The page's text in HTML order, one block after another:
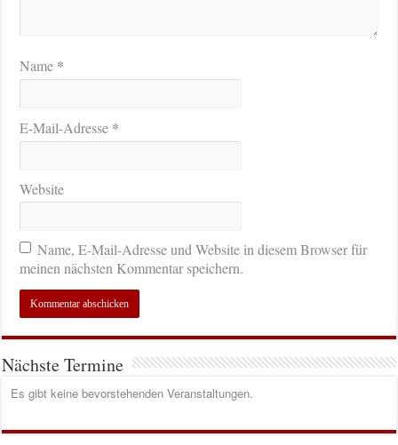
Name *
E-Mail-Adresse *
Website
Name, E-Mail-Adresse und Website in diesem Browser für
meinen nächsten Kommentar speichern.
Nächste Termine
Es gibt keine bevorstehenden Veranstaltungen.